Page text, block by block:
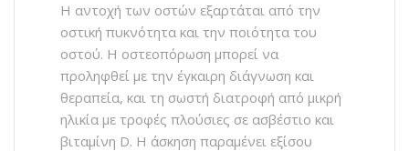
Η αντοχή των οστών εξαρτάται από την
οστική πυκνότητα και την ποιότητα του
οστού. Η οστεοπόρωση μπορεί να
προληφθεί με την έγκαιρη διάγνωση και
θεραπεία, και τη σωστή διατροφή από μικρή
ηλικία με τροφές πλούσιες σε ασβέστιο και
βιταμίνη D. Η άσκηση παραμένει εξίσου